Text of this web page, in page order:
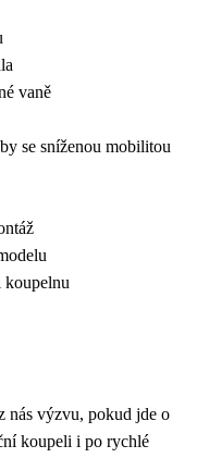
vaně
se sníženou mobilitou
koupelnu
nás výzvu, pokud jde o
koupeli i po rychlé